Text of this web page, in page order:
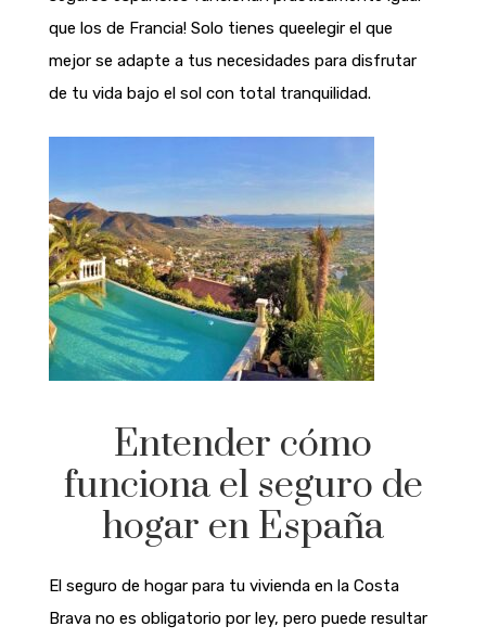
que los de Francia! Solo tienes queelegir el que
mejor se adapte a tus necesidades para disfrutar
de tu vida bajo el sol con total tranquilidad.
Entender cómo
funciona el seguro de
hogar en España
El seguro de hogar para tu vivienda en la Costa
Brava no es obligatorio por ley, pero puede resultar